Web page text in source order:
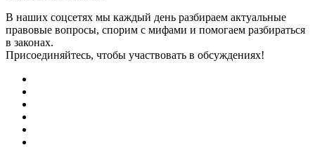
В наших соцсетях мы каждый день разбираем актуальные
правовые вопросы, спорим с мифами и помогаем разбираться
в законах.
Присоединяйтесь, чтобы участвовать в обсуждениях!